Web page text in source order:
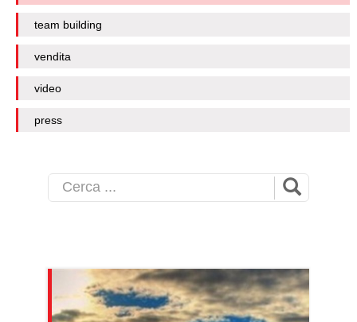
team building
vendita
video
press